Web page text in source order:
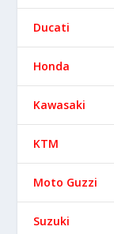
Ducati
Honda
Kawasaki
KTM
Moto Guzzi
Suzuki